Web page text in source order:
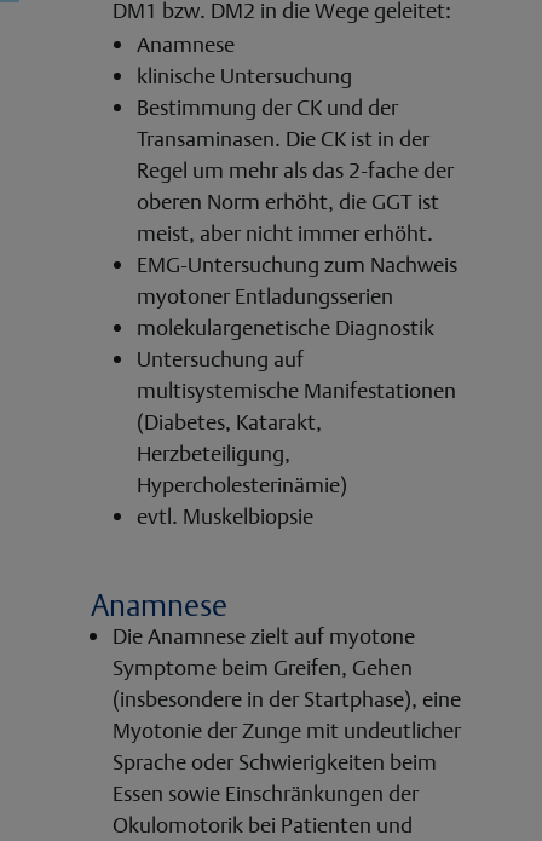
DM1 bzw. DM2 in die Wege geleitet:
Anamnese
klinische Untersuchung
Bestimmung der CK und der
Transaminasen. Die CK ist in der
Regel um mehr als das 2-fache der
oberen Norm erhöht, die GGT ist
meist, aber nicht immer erhöht.
EMG-Untersuchung zum Nachweis
myotoner Entladungsserien
molekulargenetische Diagnostik
Untersuchung auf
multisystemische Manifestationen
(Diabetes, Katarakt,
Herzbeteiligung,
Hypercholesterinämie)
evtl. Muskelbiopsie
Anamnese
Die Anamnese zielt auf myotone
Symptome beim Greifen, Gehen
(insbesondere in der Startphase), eine
Myotonie der Zunge mit undeutlicher
Sprache oder Schwierigkeiten beim
Essen sowie Einschränkungen der
Okulomotorik bei Patienten und